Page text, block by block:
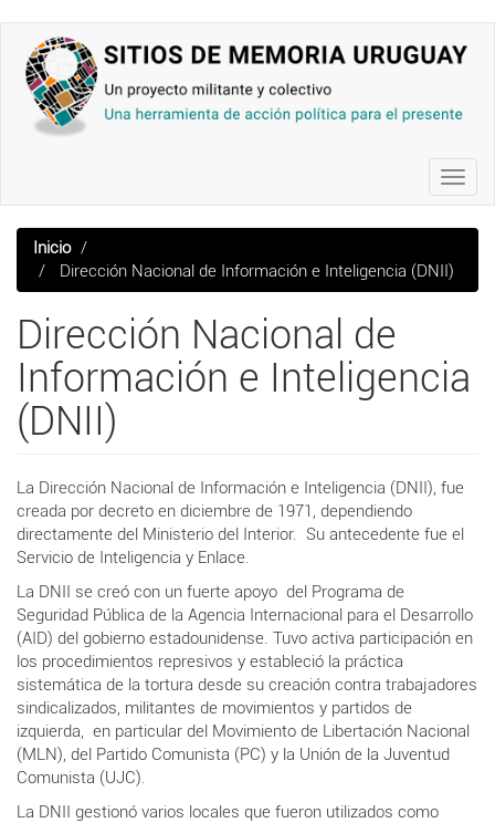
contenido
principal
Inicio
Dirección Nacional de Información e Inteligencia (DNII)
Dirección Nacional de
Información e Inteligencia
(DNII)
La Dirección Nacional de Información e Inteligencia (DNII), fue
creada por decreto en diciembre de 1971, dependiendo
directamente del Ministerio del Interior. Su antecedente fue el
Servicio de Inteligencia y Enlace.
La DNII se creó con un fuerte apoyo del Programa de
Seguridad Pública de la Agencia Internacional para el Desarrollo
(AID) del gobierno estadounidense. Tuvo activa participación en
los procedimientos represivos y estableció la práctica
sistemática de la tortura desde su creación contra trabajadores
sindicalizados, militantes de movimientos y partidos de
izquierda, en particular del Movimiento de Libertación Nacional
(MLN), del Partido Comunista (PC) y la Unión de la Juventud
Comunista (UJC).
La DNII gestionó varios locales que fueron utilizados como